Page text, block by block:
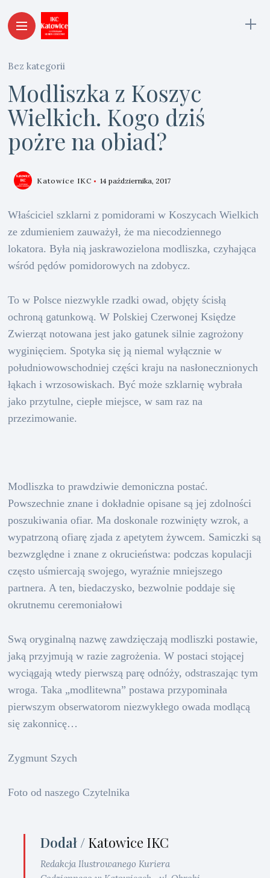
Bez kategorii
Modliszka z Koszyc
Wielkich. Kogo dziś
pożre na obiad?
Katowice IKC 14 października, 2017
Właściciel szklarni z pomidorami w Koszycach Wielkich
ze zdumieniem zauważył, że ma niecodziennego
lokatora. Była nią jaskrawozielona modliszka, czyhająca
wśród pędów pomidorowych na zdobycz.
To w Polsce niezwykle rzadki owad, objęty ścisłą
ochroną gatunkową. W Polskiej Czerwonej Księdze
Zwierząt notowana jest jako gatunek silnie zagrożony
wyginięciem. Spotyka się ją niemal wyłącznie w
południowowschodniej części kraju na nasłonecznionych
łąkach i wrzosowiskach. Być może szklarnię wybrała
jako przytulne, ciepłe miejsce, w sam raz na
przezimowanie.
Modliszka to prawdziwie demoniczna postać.
Powszechnie znane i dokładnie opisane są jej zdolności
poszukiwania ofiar. Ma doskonale rozwinięty wzrok, a
wypatrzoną ofiarę zjada z apetytem żywcem. Samiczki są
bezwzględne i znane z okrucieństwa: podczas kopulacji
często uśmiercają swojego, wyraźnie mniejszego
partnera. A ten, biedaczysko, bezwolnie poddaje się
okrutnemu ceremoniałowi
Swą oryginalną nazwę zawdzięczają modliszki postawie,
jaką przyjmują w razie zagrożenia. W postaci stojącej
wyciągają wtedy pierwszą parę odnóży, odstraszając tym
wroga. Taka „modlitewna” postawa przypominała
pierwszym obserwatorom niezwykłego owada modlącą
się zakonnicę…
Zygmunt Szych
Foto od naszego Czytelnika
Dodał / Katowice IKC
Redakcja Ilustrowanego Kuriera